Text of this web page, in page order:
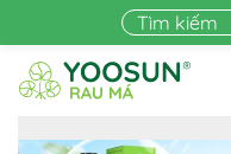
Skip to main content